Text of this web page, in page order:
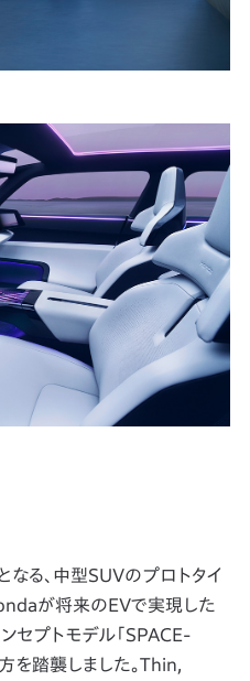
る、中型SUVのプロトタイ
が将来のEVで実現した
セプトモデル「SPACE-
を踏襲しました。Thin,